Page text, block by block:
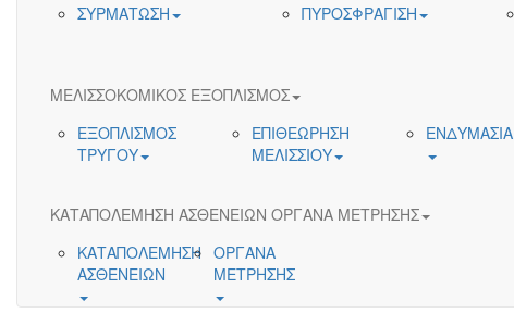
ΣΥΡΜΑΤΩΣΗ
ΠΥΡΟΣΦΡΑΓΙΣΗ
ΜΕΛΙΣΣΟΚΟΜΙΚΟΣ ΕΞΟΠΛΙΣΜΟΣ
ΕΞΟΠΛΙΣΜΟΣ
ΤΡΥΓΟΥ
ΕΠΙΘΕΩΡΗΣΗ
ΜΕΛΙΣΣΙΟΥ
ΕΝΔΥΜΑΣΙΑ
ΚΑΤΑΠΟΛΕΜΗΣΗ ΑΣΘΕΝΕΙΩΝ ΟΡΓΑΝΑ ΜΕΤΡΗΣΗΣ
ΚΑΤΑΠΟΛΕΜΗΣΗ
ΑΣΘΕΝΕΙΩΝ
ΟΡΓΑΝΑ
ΜΕΤΡΗΣΗΣ